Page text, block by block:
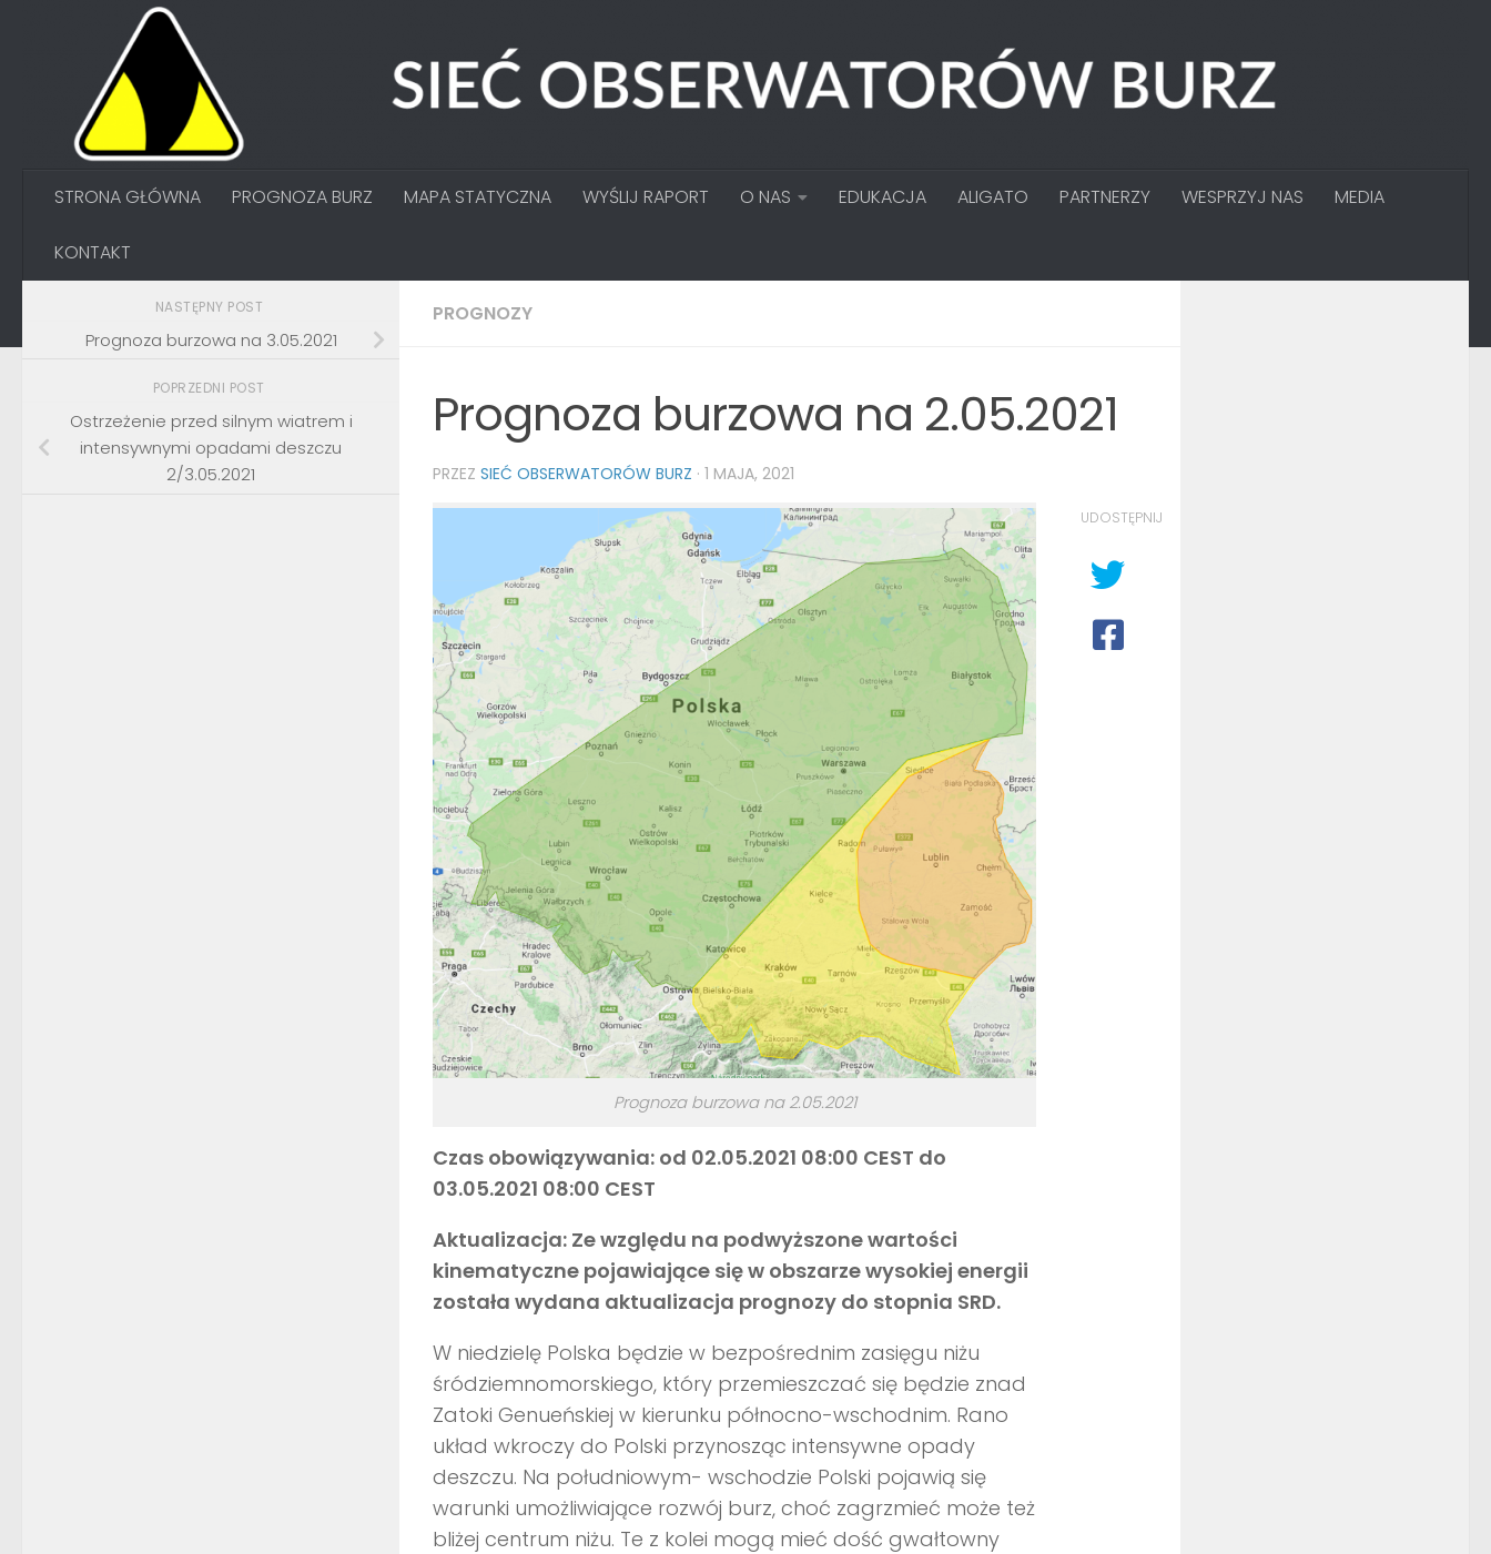
Przejdź do treści
STRONA GŁÓWNA PROGNOZA BURZ MAPA STATYCZNA WYŚLIJ RAPORT O NAS EDUKACJA ALIGATO PARTNERZY WESPRZYJ NAS MEDIA
KONTAKT
PROGNOZY
Prognoza burzowa na 2.05.2021
PRZEZ SIEĆ OBSERWATORÓW BURZ · 1 MAJA, 2021
Prognoza burzowa na 2.05.2021
Czas obowiązywania: od 02.05.2021 08:00 CEST do
03.05.2021 08:00 CEST
Aktualizacja: Ze względu na podwyższone wartości
kinematyczne pojawiające się w obszarze wysokiej energii
została wydana aktualizacja prognozy do stopnia SRD.
W niedzielę Polska będzie w bezpośrednim zasięgu niżu
śródziemnomorskiego, który przemieszczać się będzie znad
Zatoki Genueńskiej w kierunku północno-wschodnim. Rano
układ wkroczy do Polski przynosząc intensywne opady
deszczu. Na południowym- wschodzie Polski pojawią się
warunki umożliwiające rozwój burz, choć zagrzmieć może też
bliżej centrum niżu. Te z kolei mogą mieć dość gwałtowny
UDOSTĘPNIJ
NASTĘPNY POST
Prognoza burzowa na 3.05.2021
POPRZEDNI POST
Ostrzeżenie przed silnym wiatrem i
intensywnymi opadami deszczu
2/3.05.2021